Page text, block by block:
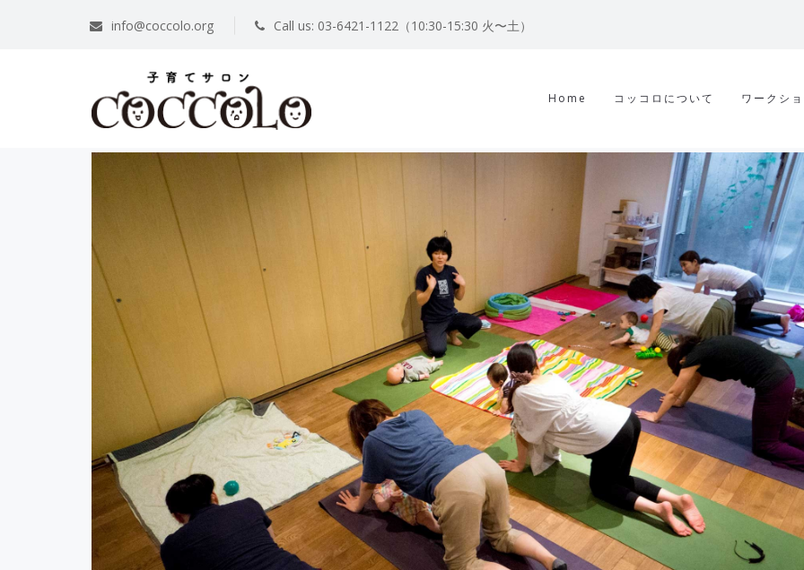
info@coccolo.org Call us: 03-6421-1122（10:30-15:30 火〜土）
Home コッコロについて ワークシ